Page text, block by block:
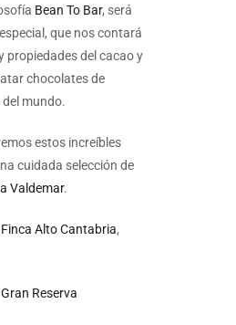
Bean To Bar, será
que nos contará
propiedades del cacao y
chocolates de
mundo.
estos increíbles
cuidada selección de
Valdemar.
Alto Cantabria,
Reserva